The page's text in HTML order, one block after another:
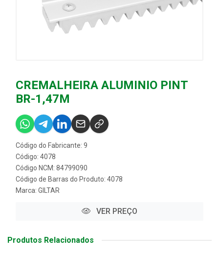
CREMALHEIRA ALUMINIO PINT
BR-1,47M
Código do Fabricante: 9
Código: 4078
Código NCM: 84799090
Código de Barras do Produto: 4078
Marca: GILTAR
VER PREÇO
Produtos Relacionados